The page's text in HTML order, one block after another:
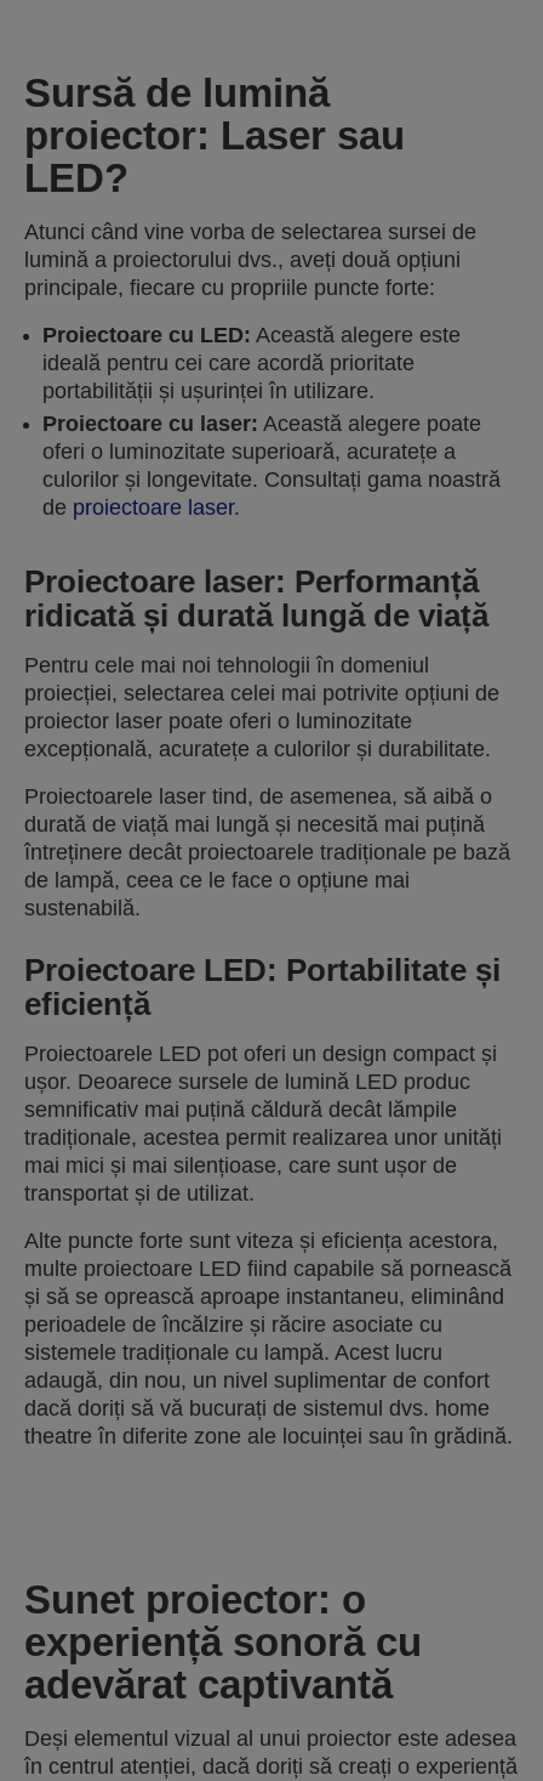
Sursă de lumină
proiector: Laser sau
LED?
Atunci când vine vorba de selectarea sursei de
lumină a proiectorului dvs., aveți două opțiuni
principale, fiecare cu propriile puncte forte:
Proiectoare cu LED: Această alegere este
ideală pentru cei care acordă prioritate
portabilității și ușurinței în utilizare.
Proiectoare cu laser: Această alegere poate
oferi o luminozitate superioară, acuratețe a
culorilor și longevitate. Consultați gama noastră
de proiectoare laser.
Proiectoare laser: Performanță
ridicată și durată lungă de viață
Pentru cele mai noi tehnologii în domeniul
proiecției, selectarea celei mai potrivite opțiuni de
proiector laser poate oferi o luminozitate
excepțională, acuratețe a culorilor și durabilitate.
Proiectoarele laser tind, de asemenea, să aibă o
durată de viață mai lungă și necesită mai puțină
întreținere decât proiectoarele tradiționale pe bază
de lampă, ceea ce le face o opțiune mai
sustenabilă.
Proiectoare LED: Portabilitate și
eficiență
Proiectoarele LED pot oferi un design compact și
ușor. Deoarece sursele de lumină LED produc
semnificativ mai puțină căldură decât lămpile
tradiționale, acestea permit realizarea unor unități
mai mici și mai silențioase, care sunt ușor de
transportat și de utilizat.
Alte puncte forte sunt viteza și eficiența acestora,
multe proiectoare LED fiind capabile să pornească
și să se oprească aproape instantaneu, eliminând
perioadele de încălzire și răcire asociate cu
sistemele tradiționale cu lampă. Acest lucru
adaugă, din nou, un nivel suplimentar de confort
dacă doriți să vă bucurați de sistemul dvs. home
theatre în diferite zone ale locuinței sau în grădină.
Sunet proiector: o
experiență sonoră cu
adevărat captivantă
Deși elementul vizual al unui proiector este adesea
în centrul atenției, dacă doriți să creați o experiență